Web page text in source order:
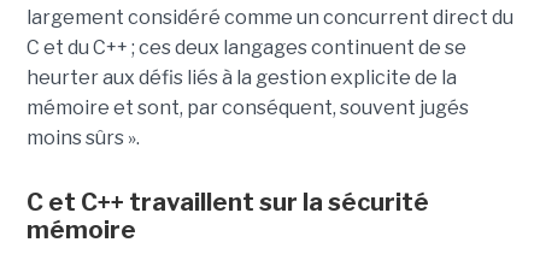
largement considéré comme un concurrent direct du
C et du C++ ; ces deux langages continuent de se
heurter aux défis liés à la gestion explicite de la
mémoire et sont, par conséquent, souvent jugés
moins sûrs ».
C et C++ travaillent sur la sécurité
mémoire